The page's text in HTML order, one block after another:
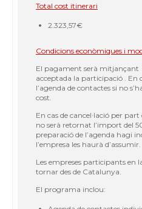
Total cost itinerari
2.323,57€
Condicions econòmiques i
El pagament serà
acceptada la participació . En
l’agenda de contactes si no
cost.
En cas de cancel·lació per
no serà retornat l’import del
preparació de l’agenda hagi
l’empresa les haurà d’assumir.
Les empreses participants en
tornar des de Catalunya.
El programa inclou: